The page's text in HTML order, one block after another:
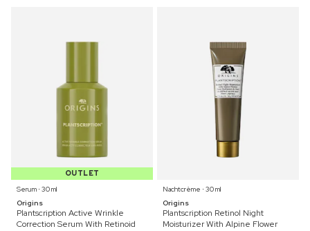
OUTLET
Serum ⋅ 30 ml
Origins
Plantscription Active Wrinkle
Correction Serum With Retinoid
Nachtcrème ⋅ 30 ml
Origins
Plantscription Retinol Night
Moisturizer With Alpine Flower